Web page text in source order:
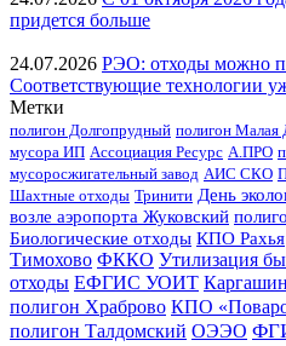
придется больше
24.07.2026 РЭО: отходы можно
Соответствующие технологии
Метки
полигон Долгопрудный полигон Малая
мусора ИП Ассоциация Ресурс А.ПРО
мусоросжигательный завод АИС СКО
Шахтные отходы Тринити День
возле аэропорта Жуковский
Биологические отходы КПО Рахья
Тимохово ФККО Утилизация
отходы ЕФГИС УОИТ
полигон Храброво КПО
полигон Талдомский ОЭЭО